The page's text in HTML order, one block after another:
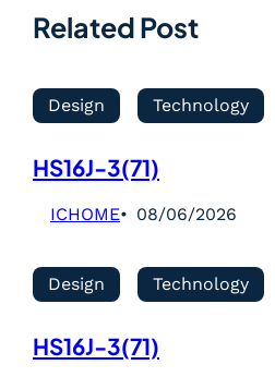
Related Post
Design Technology
HS16J-3(71)
ICHOME 08/06/2026
Design Technology
HS16J-3(71)